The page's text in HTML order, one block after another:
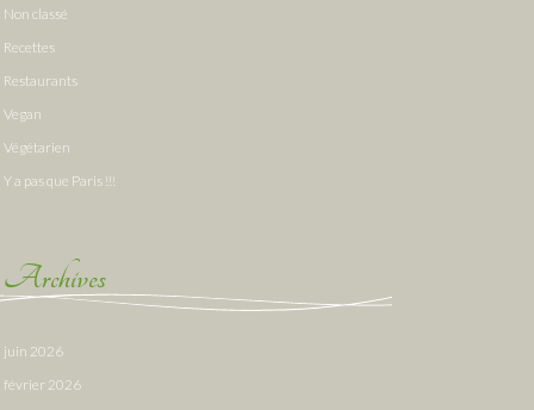
Non classé
Recettes
Restaurants
Vegan
Végétarien
Y a pas que Paris !!!
Archives
juin 2026
février 2026